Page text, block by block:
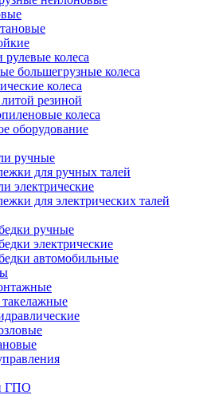
колеса
большегрузные колеса
колеса
резиной
колеса
оборудование
ручные
для ручных талей
электрические
для электрических талей
ручные
электрические
автомобильные
ГПО